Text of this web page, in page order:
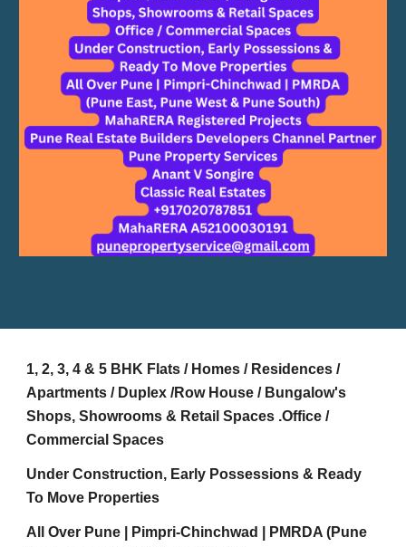
1, 2, 3, 4 & 5 BHK Flats / Homes / Residences /
Apartments / Duplex /Row House / Bungalow's
Shops, Showrooms & Retail Spaces .Office /
Commercial Spaces
Under Construction, Early Possessions & Ready
To Move Properties
All Over Pune | Pimpri-Chinchwad | PMRDA (Pune